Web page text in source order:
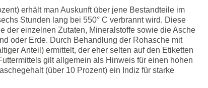
erhält man Auskunft über jene Bestandteile im
Stunden lang bei 550° C verbrannt wird. Diese
der einzelnen Zutaten, Mineralstoffe sowie die Asche
oder Erde. Durch Behandlung der Rohasche mit
Anteil) ermittelt, der eher selten auf den Etiketten
gilt allgemein als Hinweis für einen hohen
(über 10 Prozent) ein Indiz für starke